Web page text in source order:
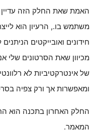
האמת שאת החלק הזה
משתמש בו., הרעיון הוא
חידונים ואובייקטים
מכיוון שאת הסרטונים שלי
של אינטרקטיביות לא
ומאפשרות אך ורק צפיה
החלק האחרון בתכנה הוא
המאמר.